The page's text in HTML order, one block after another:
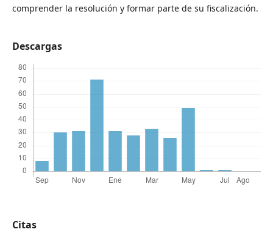
comprender la resolución y formar parte de su fiscalización.
Descargas
Citas